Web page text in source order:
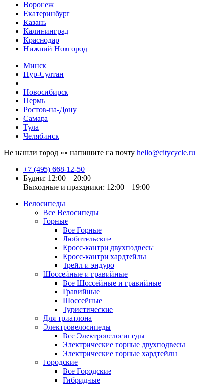
Воронеж
Екатеринбург
Казань
Калининград
Краснодар
Нижний Новгород
Минск
Нур-Султан
Новосибирск
Пермь
Ростов-на-Дону
Самара
Тула
Челябинск
Не нашли город «» напишите на почту hello@citycycle.ru
+7 (495) 668-12-50
Будни: 12:00 – 20:00
Выходные и праздники: 12:00 – 19:00
Велосипеды
Все Велосипеды
Горные
Все Горные
Любительские
Кросс-кантри двухподвесы
Кросс-кантри хардтейлы
Трейл и эндуро
Шоссейные и гравийные
Все Шоссейные и гравийные
Гравийные
Шоссейные
Туристические
Для триатлона
Электровелосипеды
Все Электровелосипеды
Электрические горные двухподвесы
Электрические горные хардтейлы
Городские
Все Городские
Гибридные